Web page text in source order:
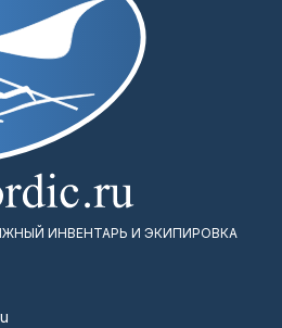
ИНВЕНТАРЬ И ЭКИПИРОВКА